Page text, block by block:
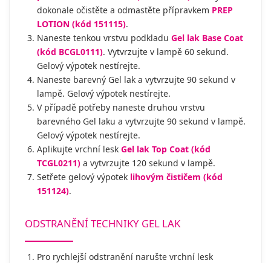
dokonale očistěte a odmastěte přípravkem PREP
LOTION (kód 151115).
Naneste tenkou vrstvu podkladu Gel lak Base Coat
(kód BCGL0111). Vytvrzujte v lampě 60 sekund.
Gelový výpotek nestírejte.
Naneste barevný Gel lak a vytvrzujte 90 sekund v
lampě. Gelový výpotek nestírejte.
V případě potřeby naneste druhou vrstvu
barevného Gel laku a vytvrzujte 90 sekund v lampě.
Gelový výpotek nestírejte.
Aplikujte vrchní lesk Gel lak Top Coat (kód
TCGL0211) a vytvrzujte 120 sekund v lampě.
Setřete gelový výpotek lihovým čističem (kód
151124).
ODSTRANĚNÍ TECHNIKY GEL LAK
Pro rychlejší odstranění narušte vrchní lesk